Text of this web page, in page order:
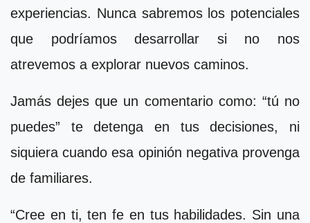
experiencias. Nunca sabremos los potenciales
que podríamos desarrollar si no nos
atrevemos a explorar nuevos caminos.
Jamás dejes que un comentario como: “tú no
puedes” te detenga en tus decisiones, ni
siquiera cuando esa opinión negativa provenga
de familiares.
“Cree en ti, ten fe en tus habilidades. Sin una